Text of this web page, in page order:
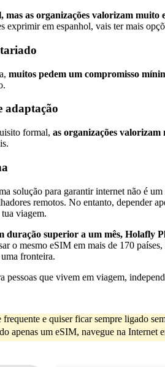
as organizações valorizam muito
exprimir em espanhol, vais ter mais
muitos pedem um compromisso
adaptação
formal, as organizações
solução para garantir internet não é
remotos. No entanto, depender
viagem.
duração superior a um mês, Holafly
o mesmo eSIM em mais de 170
fronteira.
pessoas que vivem em viagem,
frequente e quiser ficar sempre ligado
apenas um eSIM, navegue na